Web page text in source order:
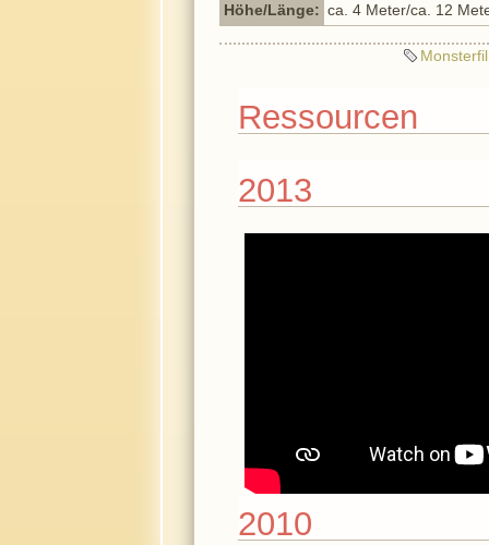
Höhe/Länge: ca. 4 Meter/ca. 12
Ressourcen
2013
2010